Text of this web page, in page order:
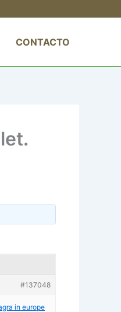
CONTACTO
#137048
in europe